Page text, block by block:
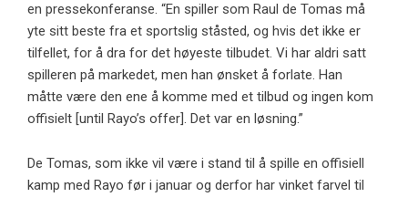
en pressekonferanse. “En spiller som Raul de Tomas må
yte sitt beste fra et sportslig ståsted, og hvis det ikke er
tilfellet, for å dra for det høyeste tilbudet. Vi har aldri satt
spilleren på markedet, men han ønsket å forlate. Han
måtte være den ene å komme med et tilbud og ingen kom
offisielt [until Rayo’s offer]. Det var en løsning.”
De Tomas, som ikke vil være i stand til å spille en offisiell
kamp med Rayo før i januar og derfor har vinket farvel til